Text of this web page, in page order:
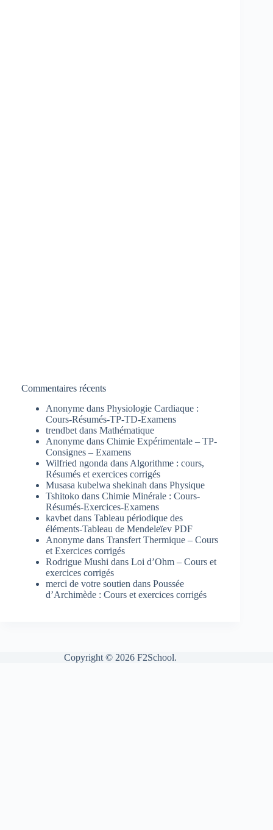
Commentaires récents
Anonyme dans Physiologie Cardiaque :
Cours-Résumés-TP-TD-Examens
trendbet dans Mathématique
Anonyme dans Chimie Expérimentale – TP-
Consignes – Examens
Wilfried ngonda dans Algorithme : cours,
Résumés et exercices corrigés
Musasa kubelwa shekinah dans Physique
Tshitoko dans Chimie Minérale : Cours-
Résumés-Exercices-Examens
kavbet dans Tableau périodique des
éléments-Tableau de Mendeleïev PDF
Anonyme dans Transfert Thermique – Cours
et Exercices corrigés
Rodrigue Mushi dans Loi d’Ohm – Cours et
exercices corrigés
merci de votre soutien dans Poussée
d’Archimède : Cours et exercices corrigés
Copyright © 2026 F2School.